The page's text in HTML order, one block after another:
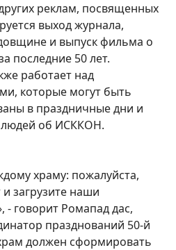
реклам, посвященных
выход журнала,
и выпуск фильма о
последние 50 лет.
работает над
которые могут быть
в праздничные дни и
людей об ИСККОН.
храму: пожалуйста,
загрузите наши
- говорит Ромапад дас,
празднований 50-й
должен сформировать